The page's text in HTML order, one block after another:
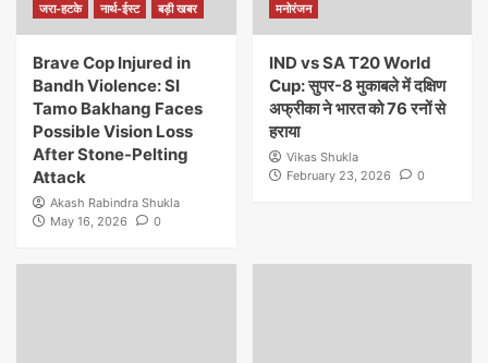
जरा-हटके
नार्थ-ईस्ट बड़ी खबर
Brave Cop Injured in
Bandh Violence: SI
Tamo Bakhang Faces
Possible Vision Loss
After Stone-Pelting
Attack
Akash Rabindra Shukla
May 16, 2026
0
मनोरंजन
IND vs SA T20 World
Cup: सुपर-8 मुकाबले में दक्षिण
अफ्रीका ने भारत को 76 रनों से
हराया
Vikas Shukla
February 23, 2026
0